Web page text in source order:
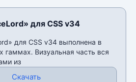
для CSS v34
для CSS v34 выполнена в
гаммах. Визуальная часть вся
из
Скачать